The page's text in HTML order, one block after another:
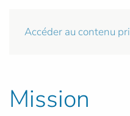
Accéder au contenu
Mission